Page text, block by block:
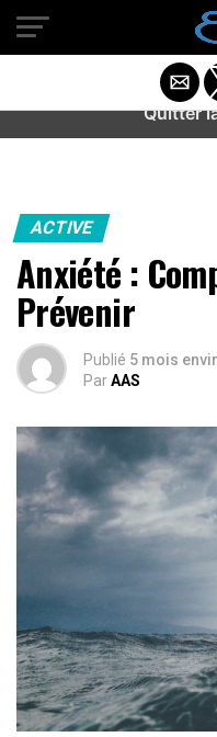
Warning
: preg_match():
/home/u589487443/
content/plugins/idev-
ACTIVE
Anxiété :
Prévenir
Publié 5 mois
ParAAS
Quitter